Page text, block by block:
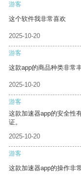
游客
这个软件我非常喜欢
2025-10-20
游客
这款app的商品种类非常
2025-10-20
游客
这款加速器app的安全性
证。
2025-10-20
游客
这款加速器app的操作非